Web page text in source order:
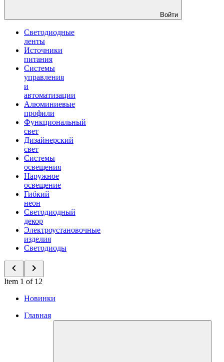
Войти
Светодиодные
ленты
Источники
питания
Системы
управления
и
автоматизации
Алюминиевые
профили
Функциональный
свет
Дизайнерский
свет
Системы
освещения
Наружное
освещение
Гибкий
неон
Светодиодный
декор
Электроустановочные
изделия
Светодиоды
Item 1 of 12
Новинки
Главная